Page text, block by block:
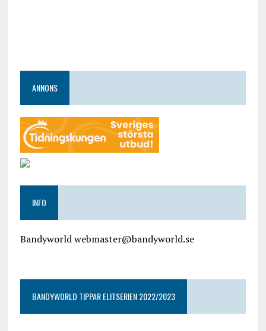
ANNONS
INFO
Bandyworld webmaster@bandyworld.se
BANDYWORLD TIPPAR ELITSERIEN 2022/2023